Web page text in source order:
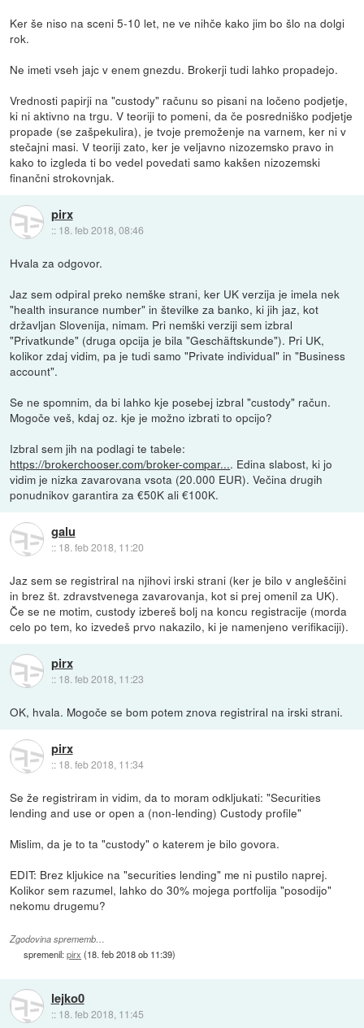
Ker še niso na sceni 5-10 let, ne ve nihče kako jim bo šlo na dolgi
rok.
Ne imeti vseh jajc v enem gnezdu. Brokerji tudi lahko propadejo.
Vrednosti papirji na "custody" računu so pisani na ločeno podjetje,
ki ni aktivno na trgu. V teoriji to pomeni, da če posredniško podjetje
propade (se zašpekulira), je tvoje premoženje na varnem, ker ni v
stečajni masi. V teoriji zato, ker je veljavno nizozemsko pravo in
kako to izgleda ti bo vedel povedati samo kakšen nizozemski
finančni strokovnjak.
pirx
:: 18. feb 2018, 08:46
Hvala za odgovor.
Jaz sem odpiral preko nemške strani, ker UK verzija je imela nek
"health insurance number" in številke za banko, ki jih jaz, kot
državljan Slovenija, nimam. Pri nemški verziji sem izbral
"Privatkunde" (druga opcija je bila "Geschäftskunde"). Pri UK,
kolikor zdaj vidim, pa je tudi samo "Private individual" in "Business
account".
Se ne spomnim, da bi lahko kje posebej izbral "custody" račun.
Mogoče veš, kdaj oz. kje je možno izbrati to opcijo?
Izbral sem jih na podlagi te tabele:
https://brokerchooser.com/broker-compar.... Edina slabost, ki jo
vidim je nizka zavarovana vsota (20.000 EUR). Večina drugih
ponudnikov garantira za €50K ali €100K.
galu
:: 18. feb 2018, 11:20
Jaz sem se registriral na njihovi irski strani (ker je bilo v angleščini
in brez št. zdravstvenega zavarovanja, kot si prej omenil za UK).
Če se ne motim, custody izbereš bolj na koncu registracije (morda
celo po tem, ko izvedeš prvo nakazilo, ki je namenjeno verifikaciji).
pirx
:: 18. feb 2018, 11:23
OK, hvala. Mogoče se bom potem znova registriral na irski strani.
pirx
:: 18. feb 2018, 11:34
Se že registriram in vidim, da to moram odkljukati: "Securities
lending and use or open a (non-lending) Custody profile"
Mislim, da je to ta "custody" o katerem je bilo govora.
EDIT: Brez kljukice na "securities lending" me ni pustilo naprej.
Kolikor sem razumel, lahko do 30% mojega portfolija "posodijo"
nekomu drugemu?
Zgodovina sprememb…
spremenil:pirx (18. feb 2018 ob 11:39)
lejko0
:: 18. feb 2018, 11:45